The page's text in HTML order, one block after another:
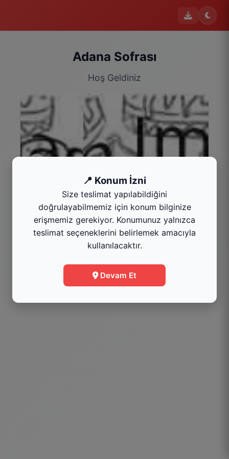
Adana Sofrası
Hoş Geldiniz
Çorba
Kategoriyi Gör
Menüye Git
Bilgi
📍 Konum İzni
Size teslimat yapılabildiğini
doğrulayabilmemiz için konum bilginize
erişmemiz gerekiyor. Konumunuz yalnızca
teslimat seçeneklerini belirlemek amacıyla
kullanılacaktır.
Devam Et